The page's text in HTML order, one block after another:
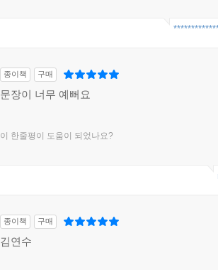
종이책 구매
문장이 너무 예뻐요
이 한줄평이 도움이 되었나요?
종이책 구매
김연수